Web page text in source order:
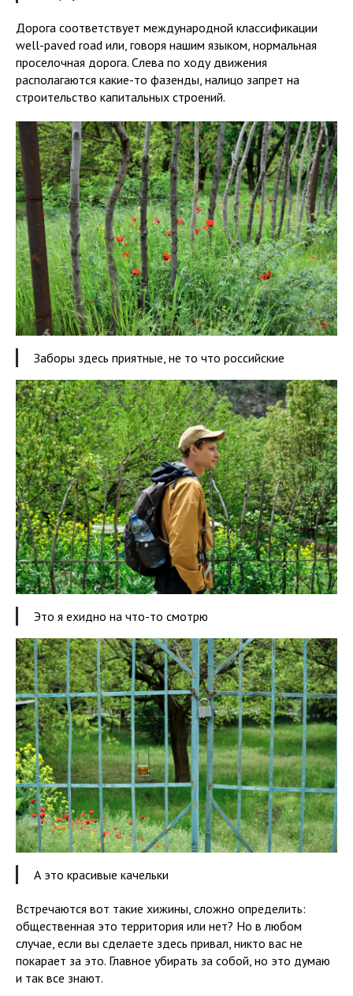
Дорога соответствует международной классификации
well-paved road или, говоря нашим языком, нормальная
проселочная дорога. Слева по ходу движения
располагаются какие-то фазенды, налицо запрет на
строительство капитальных строений.
Заборы здесь приятные, не то что российские
Это я ехидно на что-то смотрю
А это красивые качельки
Встречаются вот такие хижины, сложно определить:
общественная это территория или нет? Но в любом
случае, если вы сделаете здесь привал, никто вас не
покарает за это. Главное убирать за собой, но это думаю
и так все знают.